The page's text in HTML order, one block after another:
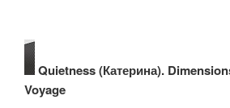
Quietness (Катерина).
Voyage